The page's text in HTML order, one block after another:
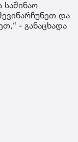
და
- განაცხადა